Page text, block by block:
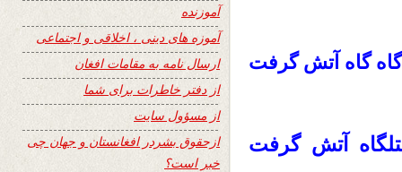
گاه گاه آتش گرفت
آتش گرفت
آموزنده
آموزه های دینی ، اخلاقی و اجتماعی
ارسال نامه به مقامات افغان
از دفتر خاطرات برای شما
از مسؤول سایت
ازحقوق بشردر افغانستان و جهان چی
خبر است؟